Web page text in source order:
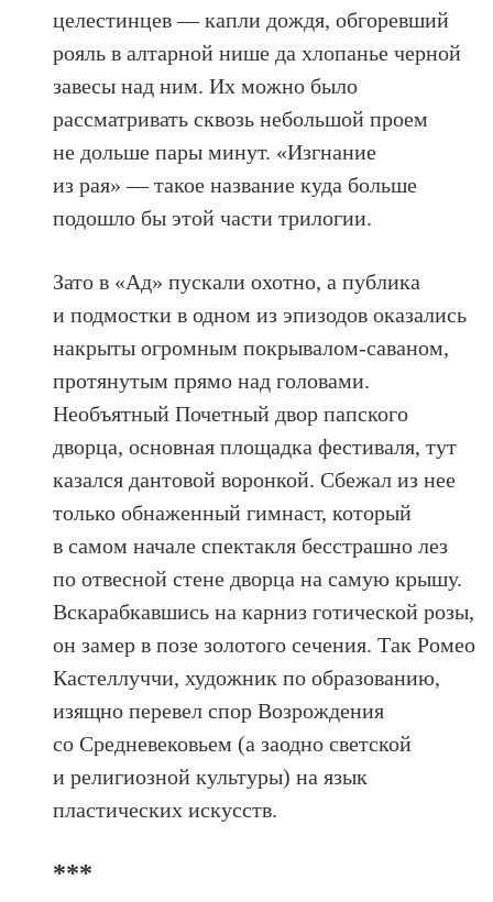
целестинцев — капли дождя, обгоревший
рояль в алтарной нише да хлопанье черной
завесы над ним. Их можно было
рассматривать сквозь небольшой проем
не дольше пары минут. «Изгнание
из рая» — такое название куда больше
подошло бы этой части трилогии.
Зато в «Ад» пускали охотно, а публика
и подмостки в одном из эпизодов оказались
накрыты огромным покрывалом-саваном,
протянутым прямо над головами.
Необъятный Почетный двор папского
дворца, основная площадка фестиваля, тут
казался дантовой воронкой. Сбежал из нее
только обнаженный гимнаст, который
в самом начале спектакля бесстрашно лез
по отвесной стене дворца на самую крышу.
Вскарабкавшись на карниз готической розы,
он замер в позе золотого сечения. Так Ромео
Кастеллуччи, художник по образованию,
изящно перевел спор Возрождения
со Средневековьем (а заодно светской
и религиозной культуры) на язык
пластических искусств.
***